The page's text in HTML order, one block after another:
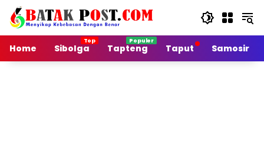
Langsung
konten
Home
Sibolga Tapteng Taput Samosir